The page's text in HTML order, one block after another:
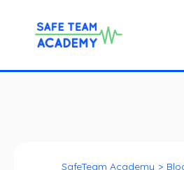
SafeTeam Academy >